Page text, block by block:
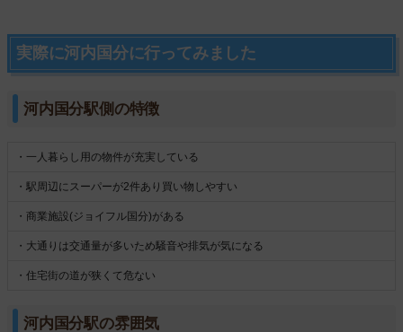
実際に河内国分に行ってみました
河内国分駅側の特徴
・一人暮らし用の物件が充実している
・駅周辺にスーパーが2件あり買い物しやすい
・商業施設(ジョイフル国分)がある
・大通りは交通量が多いため騒音や排気が気になる
・住宅街の道が狭くて危ない
河内国分駅の雰囲気